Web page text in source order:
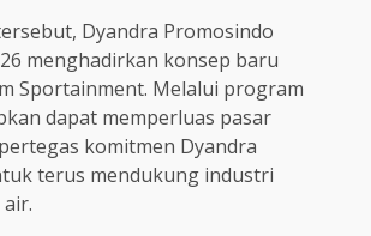
Dyandra Promosindo
menghadirkan konsep baru
Sportainment. Melalui program
dapat memperluas pasar
komitmen Dyandra
terus mendukung industri